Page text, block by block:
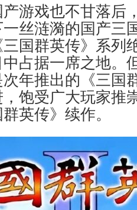
游戏也不甘落后
丝涟漪的国产三
三国群英传》系列
占据一席之地。
年推出的《三国
饱受广大玩家推
英传》续作。